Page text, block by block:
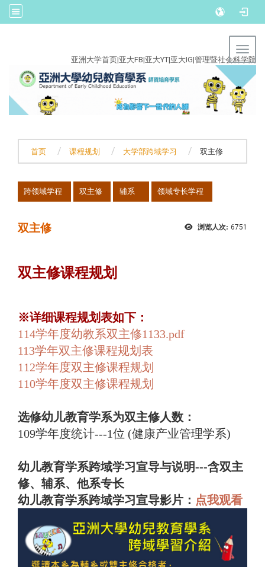
亚洲大学首页|亚大FB|亚大YT|亚大IG|管理暨社会科学院
首页 课程规划 大学部跨域学习 双主修
跨领域学程 双主修 辅系 领域专长学程
浏览人次: 6751
双主修
双主修课程规划
※详细课程规划表如下：
114学年度幼教系双主修1133.pdf
113学年双主修课程规划表
112学年度双主修课程规划
110学年度双主修课程规划
选修幼儿教育学系为双主修人数：
109学年度统计---1位 (健康产业管理学系)
幼儿教育学系跨域学习宣导与说明---含双主
修、辅系、他系专长
幼儿教育学系跨域学习宣导影片： 点我观看